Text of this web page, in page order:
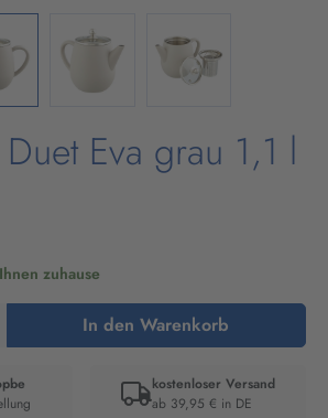
Eva grau 1,1 l
zuhause
Gib den gewünschten Wert
In den Warenkorb
kostenloser Versand
ab 39,95 € in DE